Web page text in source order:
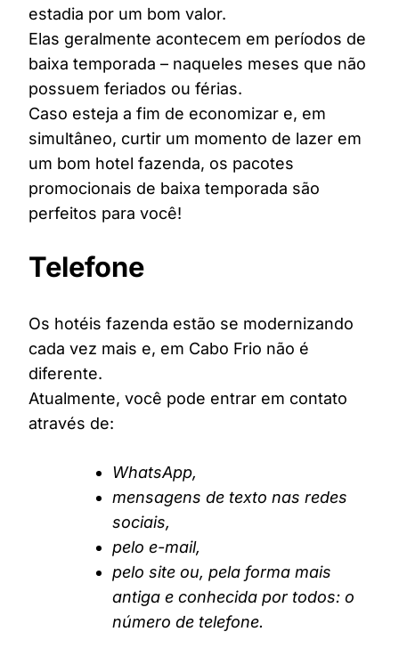
estadia por um bom valor.
Elas geralmente acontecem em períodos de
baixa temporada – naqueles meses que não
possuem feriados ou férias.
Caso esteja a fim de economizar e, em
simultâneo, curtir um momento de lazer em
um bom hotel fazenda, os pacotes
promocionais de baixa temporada são
perfeitos para você!
Telefone
Os hotéis fazenda estão se modernizando
cada vez mais e, em Cabo Frio não é
diferente.
Atualmente, você pode entrar em contato
através de:
WhatsApp,
mensagens de texto nas redes
sociais,
pelo e-mail,
pelo site ou, pela forma mais
antiga e conhecida por todos: o
número de telefone.